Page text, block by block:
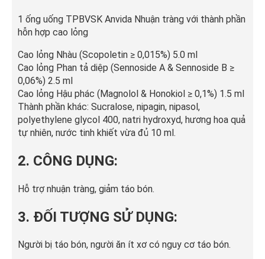
1 ống uống TPBVSK Anvida Nhuận tràng với thành phần
hỗn hợp cao lỏng
Cao lỏng Nhàu (Scopoletin ≥ 0,015%) 5.0 ml
Cao lỏng Phan tả diệp (Sennoside A & Sennoside B ≥
0,06%) 2.5 ml
Cao lỏng Hậu phác (Magnolol & Honokiol ≥ 0,1%) 1.5 ml
Thành phần khác: Sucralose, nipagin, nipasol,
polyethylene glycol 400, natri hydroxyd, hương hoa quả
tự nhiên, nước tinh khiết vừa đủ 10 ml.
2. CÔNG DỤNG:
Hỗ trợ nhuận tràng, giảm táo bón.
3. ĐỐI TƯỢNG SỬ DỤNG:
Người bị táo bón, người ăn ít xơ có nguy cơ táo bón.